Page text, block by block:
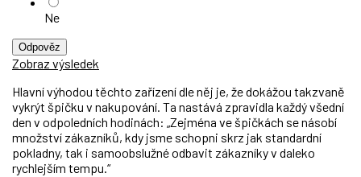
Ne
Odpověz
Zobraz výsledek
Hlavní výhodou těchto zařízení dle něj je, že dokážou takzvaně
vykrýt špičku v nakupování. Ta nastává zpravidla každý všední
den v odpoledních hodinách: „Zejména ve špičkách se násobí
množství zákazníků, kdy jsme schopni skrz jak standardní
pokladny, tak i samoobslužné odbavit zákazníky v daleko
rychlejším tempu.“